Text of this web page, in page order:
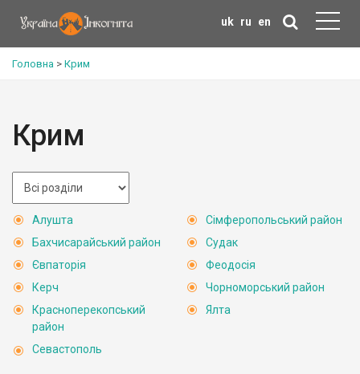
uk ru en
Головна > Крим
Крим
Алушта
Бахчисарайський район
Євпаторія
Керч
Красноперекопський
район
Севастополь
Сімферопольський район
Судак
Феодосія
Чорноморський район
Ялта